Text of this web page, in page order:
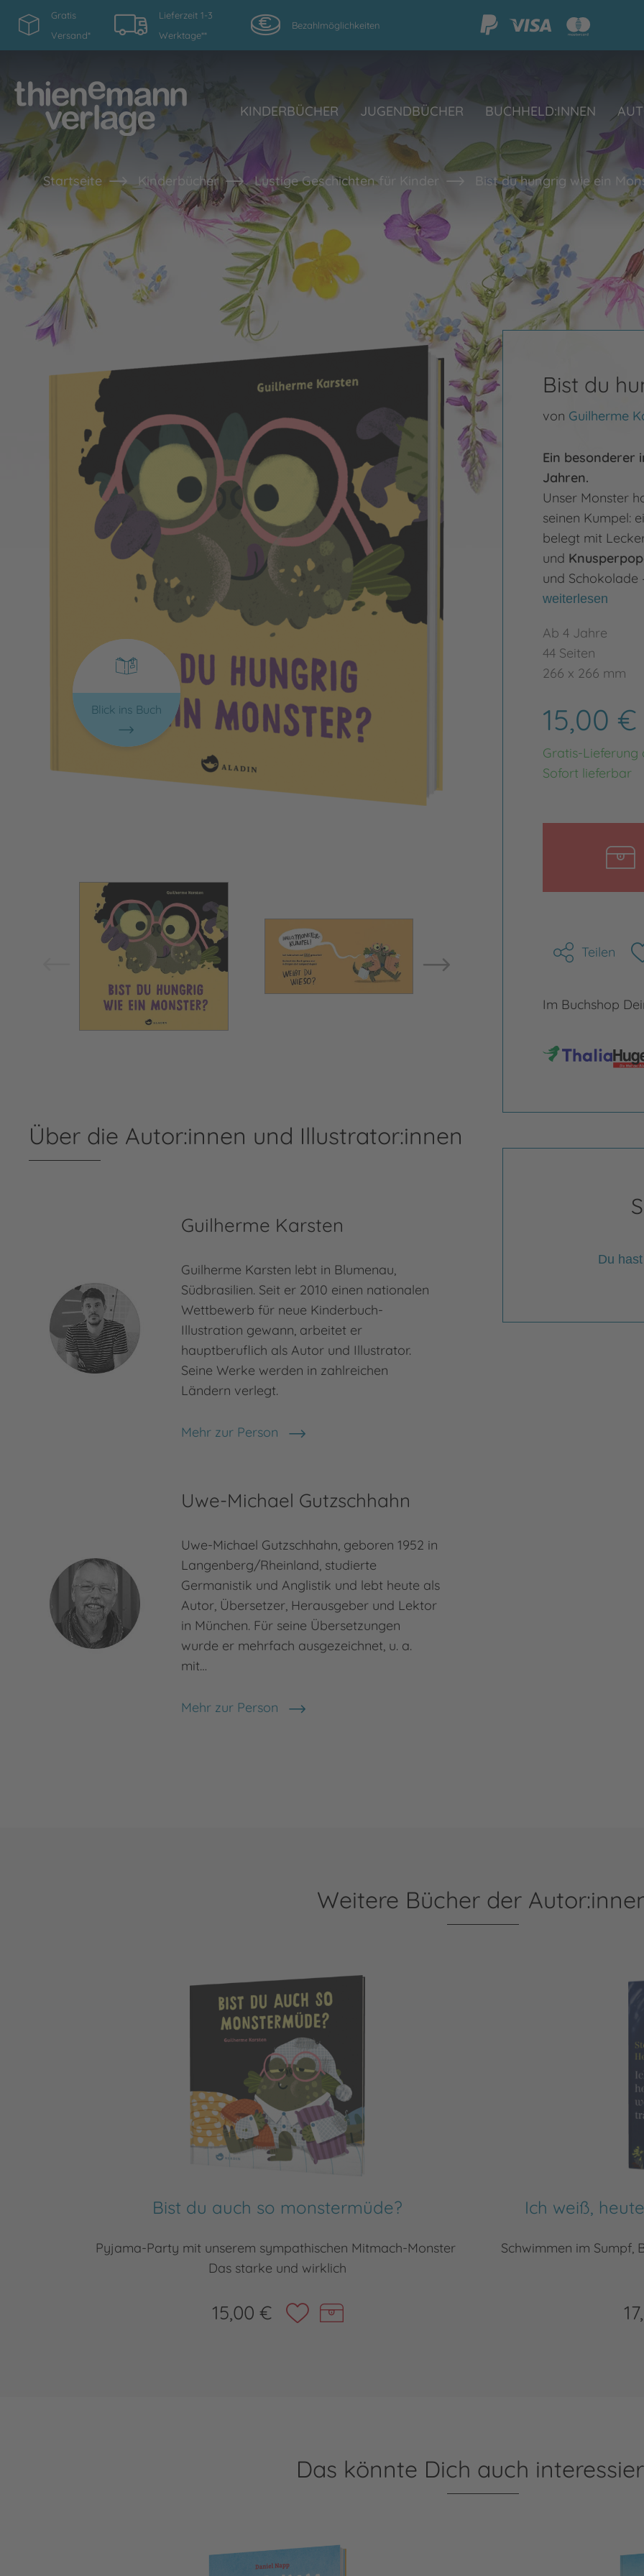
Gratis
Versand*
Lieferzeit 1-3
Werktage**
Bezahlmöglichkeiten
KINDERBÜCHER JUGENDBÜCHER BUCHHELD:INNEN
Startseite Kinderbücher Lustige Geschichten für Kinder Bist du hungrig wie ein
Blick ins Buch
Bist du
von Guilherme
Ein besonderer
Jahren.
Unser Monster
seinen Kumpel:
belegt mit
und
und Schokolade
weiterlesen
Ab 4 Jahre
44 Seiten
266 x 266 mm
15,00 €
Gratis-Lieferung
Sofort lieferbar
Teilen
Im Buchshop
Du
Über die Autor:innen und Illustrator:innen
Guilherme Karsten
Guilherme Karsten lebt in Blumenau,
Südbrasilien. Seit er 2010 einen nationalen
Wettbewerb für neue Kinderbuch-
Illustration gewann, arbeitet er
hauptberuflich als Autor und Illustrator.
Seine Werke werden in zahlreichen
Ländern verlegt.
Mehr zur Person
Guilherme Karsten
Uwe-Michael Gutzschhahn
Uwe-Michael Gutzschhahn, geboren 1952 in
Langenberg/Rheinland, studierte
Germanistik und Anglistik und lebt heute als
Autor, Übersetzer, Herausgeber und Lektor
in München. Für seine Übersetzungen
wurde er mehrfach ausgezeichnet, u. a.
mit…
Mehr zur Person
Uwe-Michael Gutzschhahn
Weitere Bücher der
Bist du auch so monstermüde?
Pyjama-Party mit unserem sympathischen Mitmach-Monster
Das starke und wirklich
15,00 €
Ich weiß,
Schwimmen im Sumpf,
Das könnte Dich auch